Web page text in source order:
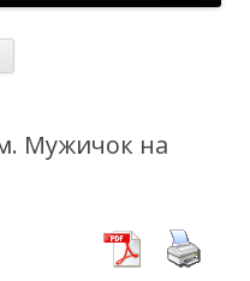
Мужичок на